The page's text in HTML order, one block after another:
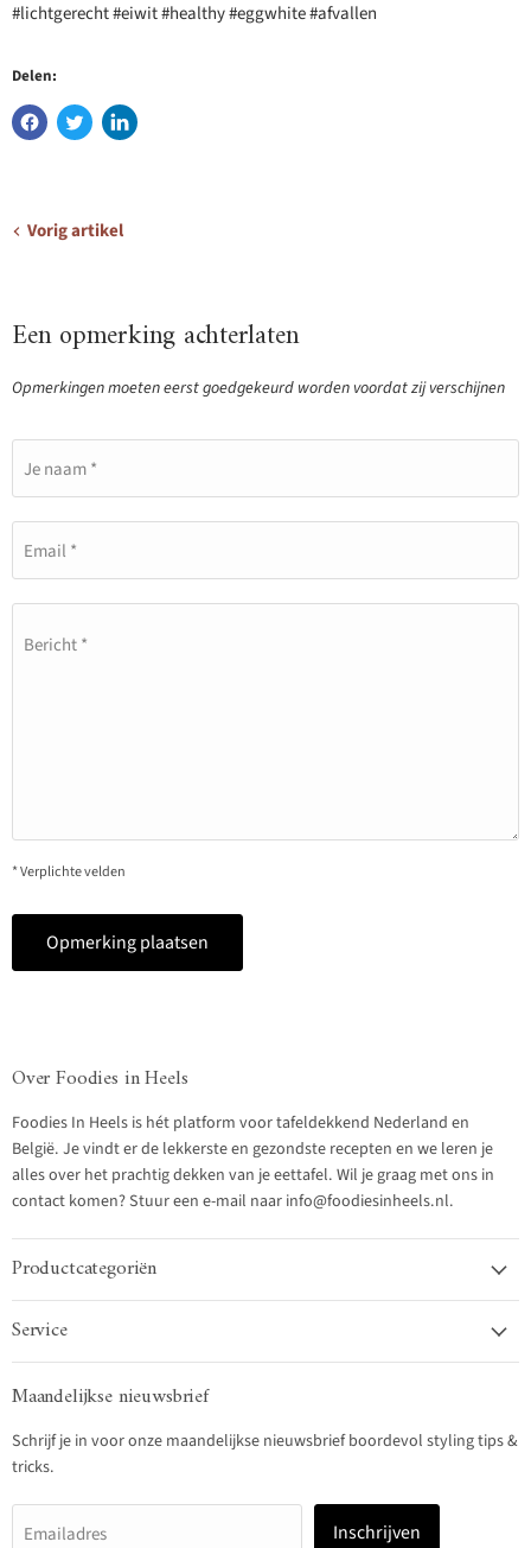
#lichtgerecht #eiwit #healthy #eggwhite #afvallen
Delen:
Vorig artikel
Een opmerking achterlaten
Opmerkingen moeten eerst goedgekeurd worden voordat zij verschijnen
Je naam *
Email *
Bericht *
* Verplichte velden
Opmerking plaatsen
Over Foodies in Heels
Foodies In Heels is hét platform voor tafeldekkend Nederland en
België. Je vindt er de lekkerste en gezondste recepten en we leren je
alles over het prachtig dekken van je eettafel. Wil je graag met ons in
contact komen? Stuur een e-mail naar info@foodiesinheels.nl.
Productcategoriën
Service
Maandelijkse nieuwsbrief
Schrijf je in voor onze maandelijkse nieuwsbrief boordevol styling tips &
tricks.
Emailadres Inschrijven